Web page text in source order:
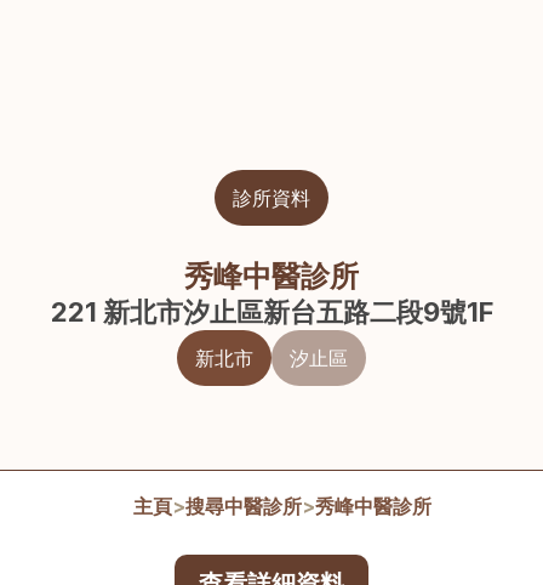
診所資料
秀峰中醫診所
221 新北市汐止區新台五路二段9號1F
新北市 汐止區
主頁>搜尋中醫診所>秀峰中醫診所